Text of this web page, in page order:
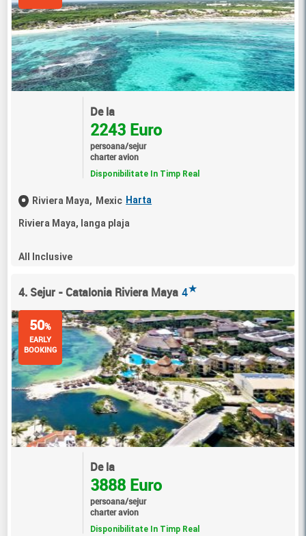
De la
2243 Euro
persoana/sejur
charter avion
Disponibilitate In Timp Real
Riviera Maya, Mexic Harta
Riviera Maya, langa plaja
All Inclusive
4. Sejur - Catalonia Riviera Maya 4★
50%
EARLY
BOOKING
De la
3888 Euro
persoana/sejur
charter avion
Disponibilitate In Timp Real